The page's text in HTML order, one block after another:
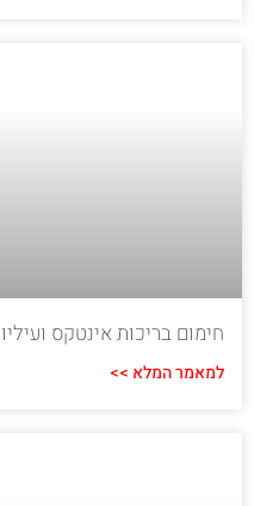
חימום בריכות אינטקס
למאמר המלא >>